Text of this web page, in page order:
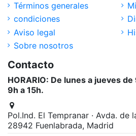
Términos generales
condiciones
Aviso legal
Sobre nosotros
Contacto
HORARIO: De lunes a jueves
9h a 15h.
Pol.Ind. El Tempranar · Avda. de
28942 Fuenlabrada, Madrid